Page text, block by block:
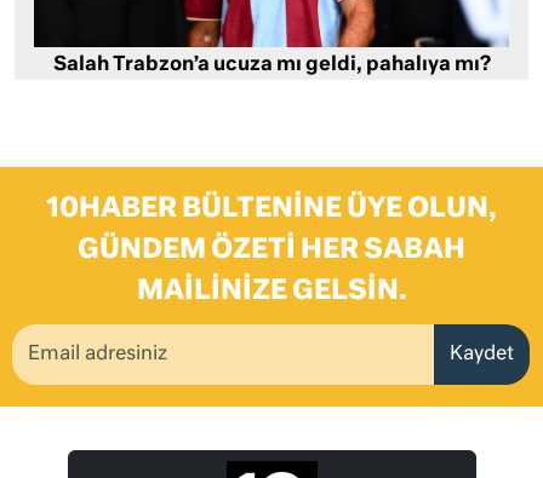
Salah Trabzon’a ucuza mı geldi, pahalıya mı?
10HABER BÜLTENINE ÜYE OLUN,
GÜNDEM ÖZETI HER SABAH
MAILINIZE GELSIN.
Kaydet